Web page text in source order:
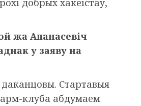
добрых хакеістаў,
жа Апанасевіч
у заяву на
Стартавыя
клуба абдумаем